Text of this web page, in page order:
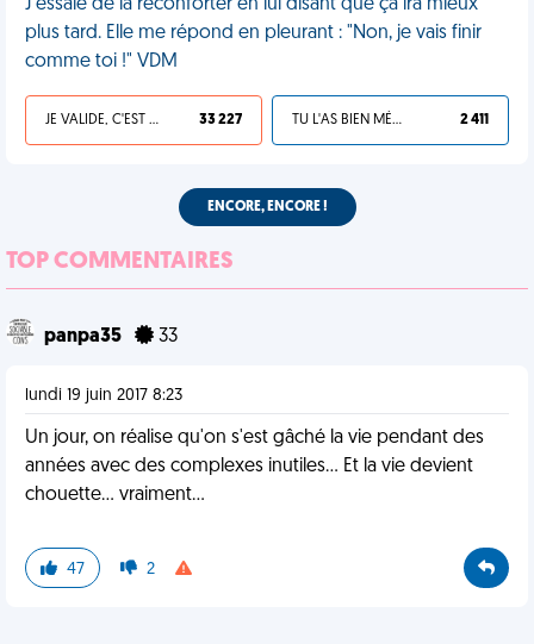
J'essaie de la réconforter en lui disant que ça ira mieux
plus tard. Elle me répond en pleurant : "Non, je vais finir
comme toi !" VDM
JE VALIDE, C'EST UNE VDM 33 227 TU L'AS BIEN MÉRITÉ 2 411
ENCORE, ENCORE !
TOP COMMENTAIRES
panpa35 33
lundi 19 juin 2017 8:23
Un jour, on réalise qu'on s'est gâché la vie pendant des
années avec des complexes inutiles... Et la vie devient
chouette... vraiment...
47 2